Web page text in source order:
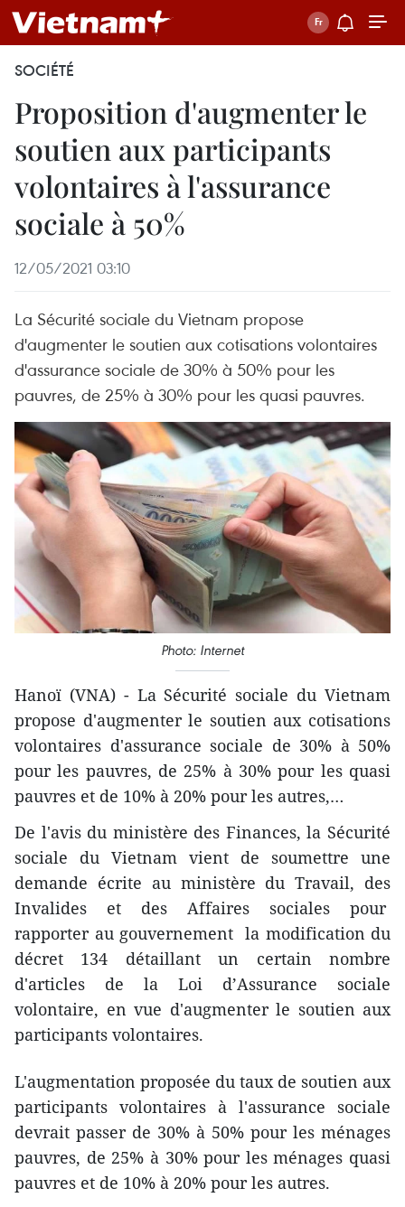
SOCIÉTÉ
Proposition d'augmenter le
soutien aux participants
volontaires à l'assurance
sociale à 50%
12/05/2021 03:10
La Sécurité sociale du Vietnam propose
d'augmenter le soutien aux cotisations volontaires
d'assurance sociale de 30% à 50% pour les
pauvres, de 25% à 30% pour les quasi pauvres.
Photo: Internet
Hanoï (VNA) - La Sécurité sociale du Vietnam
propose d'augmenter le soutien aux cotisations
volontaires d'assurance sociale de 30% à 50%
pour les pauvres, de 25% à 30% pour les quasi
pauvres et de 10% à 20% pour les autres,…
De l'avis du ministère des Finances, la Sécurité
sociale du Vietnam vient de soumettre une
demande écrite au ministère du Travail, des
Invalides et des Affaires sociales pour
rapporter au gouvernement la modification du
décret 134 détaillant un certain nombre
d'articles de la Loi d’Assurance sociale
volontaire, en vue d'augmenter le soutien aux
participants volontaires.
L'augmentation proposée du taux de soutien aux
participants volontaires à l'assurance sociale
devrait passer de 30% à 50% pour les ménages
pauvres, de 25% à 30% pour les ménages quasi
pauvres et de 10% à 20% pour les autres.